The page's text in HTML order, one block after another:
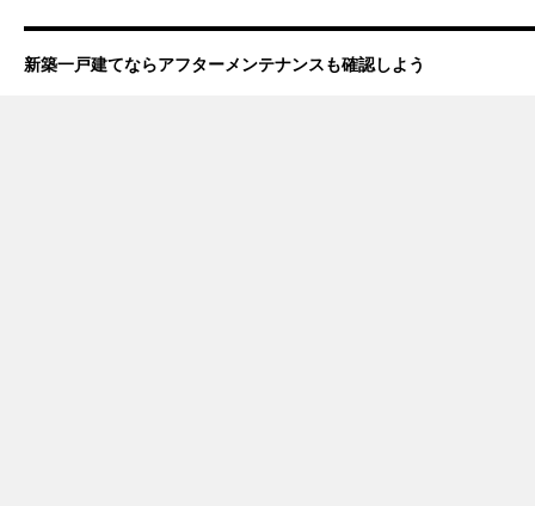
新築一戸建てならアフターメンテナンスも確認しよう